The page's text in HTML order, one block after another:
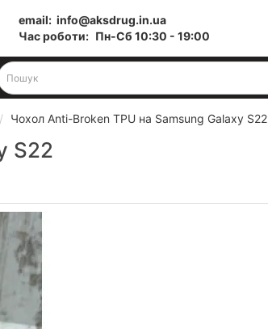
email: info@aksdrug.in.ua
Час роботи: Пн-Cб 10:30 - 19:00
Чохол Anti-Broken TPU на Samsung Galaxy S22
S22